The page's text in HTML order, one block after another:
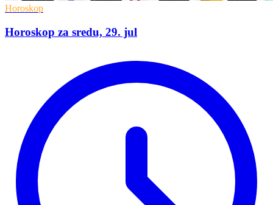
Horoskop
Horoskop za sredu, 29. jul